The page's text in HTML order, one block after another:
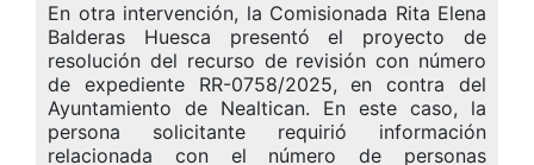
En otra intervención, la Comisionada Rita Elena
Balderas Huesca presentó el proyecto de
resolución del recurso de revisión con número
de expediente RR-0758/2025, en contra del
Ayuntamiento de Nealtican. En este caso, la
persona solicitante requirió información
relacionada con el número de personas